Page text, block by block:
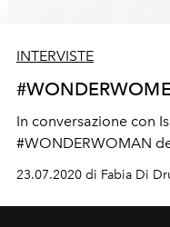
INTERVISTE
In conversazione con
#WONDERWOMAN
23.07.2020 di Fabia Di